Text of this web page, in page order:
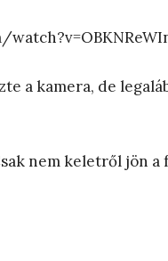
a kamera, de
nem keletről jön a